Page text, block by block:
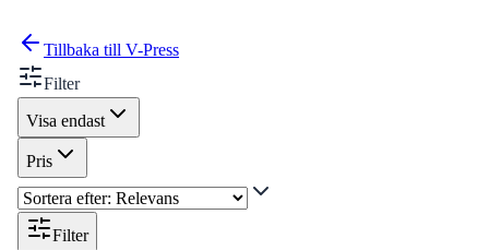
Tillbaka till V-Press
Filter
Visa endast
Pris
Filter